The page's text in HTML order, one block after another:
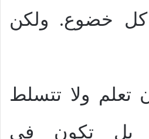
خضوع. ولكن
تعلم ولا تتسلط
بل تكون فى